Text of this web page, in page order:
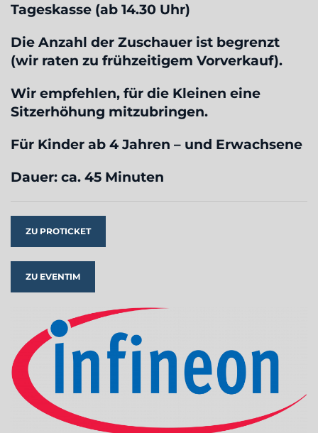
Tageskasse (ab 14.30 Uhr)
Die Anzahl der Zuschauer ist begrenzt
(wir raten zu frühzeitigem Vorverkauf).
Wir empfehlen, für die Kleinen eine
Sitzerhöhung mitzubringen.
Für Kinder ab 4 Jahren – und Erwachsene
Dauer: ca. 45 Minuten
ZU PROTICKET
ZU EVENTIM